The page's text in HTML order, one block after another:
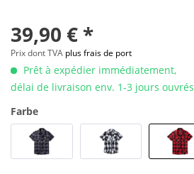
39,90 € *
Prix dont TVA plus frais de port
Prêt à expédier immédiatement,
délai de livraison env. 1-3 jours ouvrés
Farbe